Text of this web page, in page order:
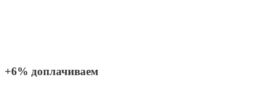
+6% доплачиваем